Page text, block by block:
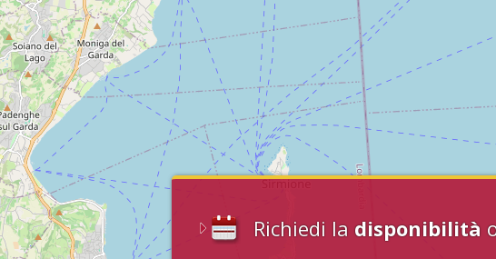
Richiedi la disponibilità